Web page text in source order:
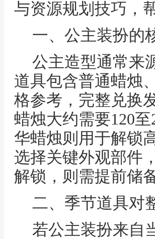
与资源规划技巧，
一、公主装扮的
公主造型通常来
道具包含普通蜡烛
格参考，完整兑换
蜡烛大约需要120
华蜡烛则用于解锁
选择关键外观部件
解锁，则需提前储
二、季节道具对
若公主装扮来自